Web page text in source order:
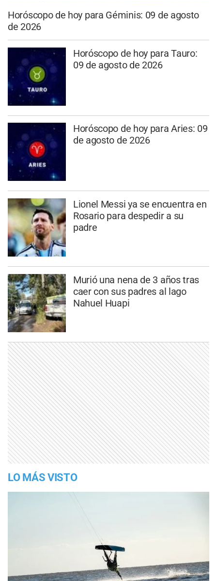
Horóscopo de hoy para Géminis: 09 de agosto
de 2026
Horóscopo de hoy para Tauro:
09 de agosto de 2026
Horóscopo de hoy para Aries: 09
de agosto de 2026
Lionel Messi ya se encuentra en
Rosario para despedir a su
padre
Murió una nena de 3 años tras
caer con sus padres al lago
Nahuel Huapi
LO MÁS VISTO